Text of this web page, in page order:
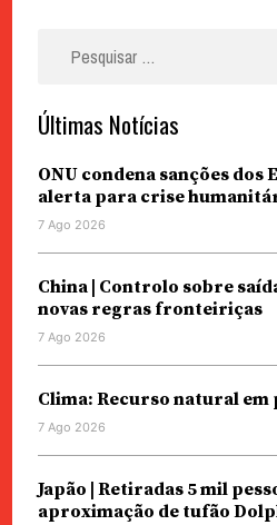
Últimas Notícias
ONU condena sanções dos
alerta para crise
7 Ago 2026
China | Controlo sobre
novas regras fronteiriças
7 Ago 2026
Clima: Recurso natural em
7 Ago 2026
Japão | Retiradas 5 mil
aproximação de tufão